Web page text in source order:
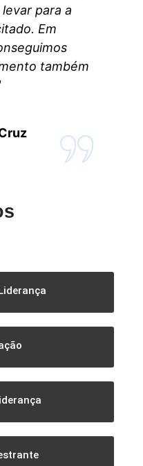
a levar para a
é citado. Em
conseguimos
também
Cruz